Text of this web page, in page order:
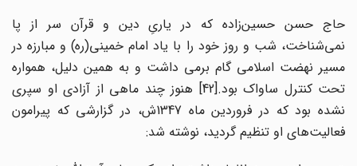
حاج حسن حسین‌زاده که در یاریِ دین و قرآن سر از پا
نمی‌شناخت، شب و روز خود را با یاد امام خمینی(ره) و مبارزه در
مسیر نهضت اسلامی گام برمی داشت و به همین دلیل، همواره
تحت کنترل ساواک بود.[42] هنوز چند ماهی از آزادی او سپری
نشده بود که در فروردین ماه 1347ش، در گزارشی که پیرامون
فعالیت‌های او تنظیم گردید، نوشته شد: